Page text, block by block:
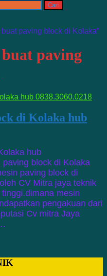
paving block di Kolaka”
paving
di Kolaka hub
hub
block di Kolaka
paving block di
CV Mitra jaya teknik
mesin
pengakuan dari
Cv mitra Jaya